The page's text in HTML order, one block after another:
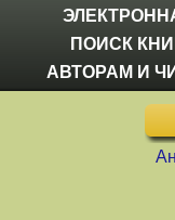
ПОИСК
АВТОРАМ И